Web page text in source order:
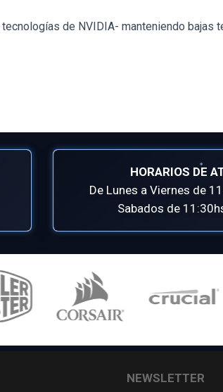
de NVIDIA- manteniendo bajas
HORARIOS DE
De Lunes a Viernes de
Sabados de
NEWSLETTER